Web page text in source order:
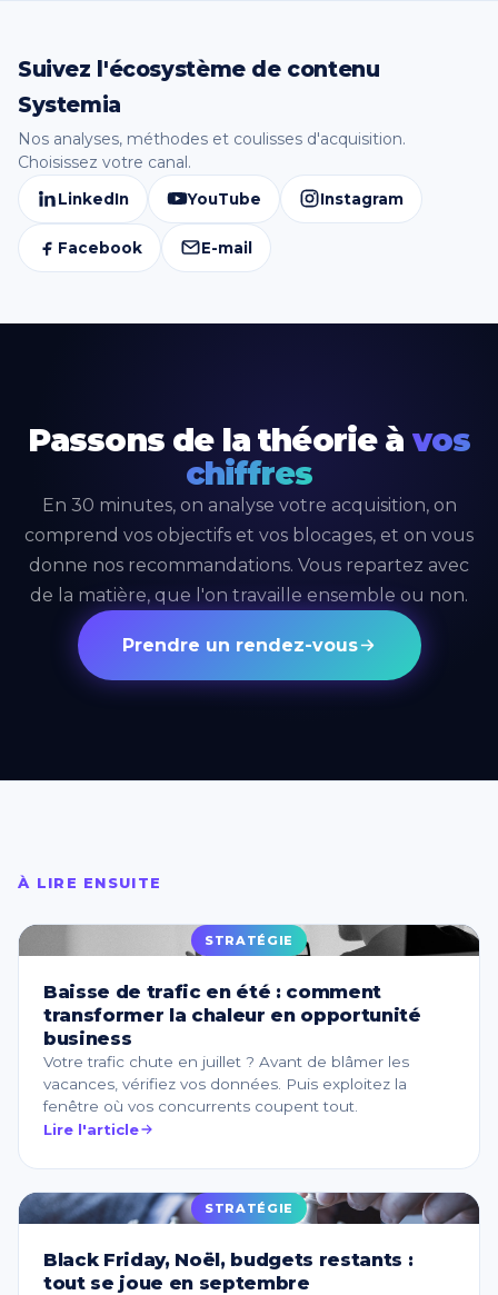
Suivez l'écosystème de contenu
Systemia
Nos analyses, méthodes et coulisses d'acquisition.
Choisissez votre canal.
LinkedIn YouTube Instagram
Facebook E-mail
Passons de la théorie à vos
chiffres
En 30 minutes, on analyse votre acquisition, on
comprend vos objectifs et vos blocages, et on vous
donne nos recommandations. Vous repartez avec
de la matière, que l'on travaille ensemble ou non.
Prendre un rendez-vous
À LIRE ENSUITE
STRATÉGIE
Baisse de trafic en été : comment
transformer la chaleur en opportunité
business
Votre trafic chute en juillet ? Avant de blâmer les
vacances, vérifiez vos données. Puis exploitez la
fenêtre où vos concurrents coupent tout.
Lire l'article
STRATÉGIE
Black Friday, Noël, budgets restants :
tout se joue en septembre